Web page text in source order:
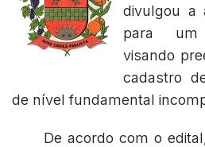
divulgou a
para um
visando
cadastro
de nível fundamental
De acordo com o